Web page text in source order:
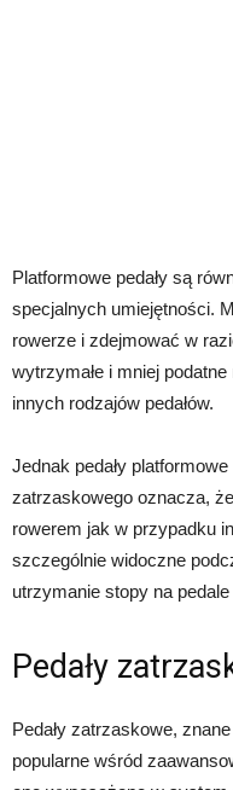
Platformowe pedały są
specjalnych umiejętności.
rowerze i zdejmować w
wytrzymałe i mniej
innych rodzajów pedałów.
Jednak pedały
zatrzaskowego oznacza,
rowerem jak w przypadku
szczególnie widoczne
utrzymanie stopy na
Pedały
Pedały zatrzaskowe,
popularne wśród